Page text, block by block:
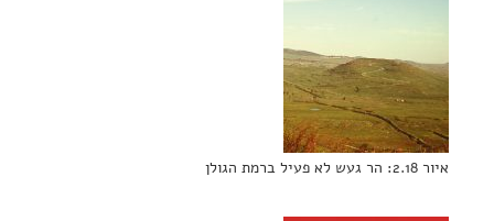
איור 2.18: הר געש לא פעיל ברמת הגולן